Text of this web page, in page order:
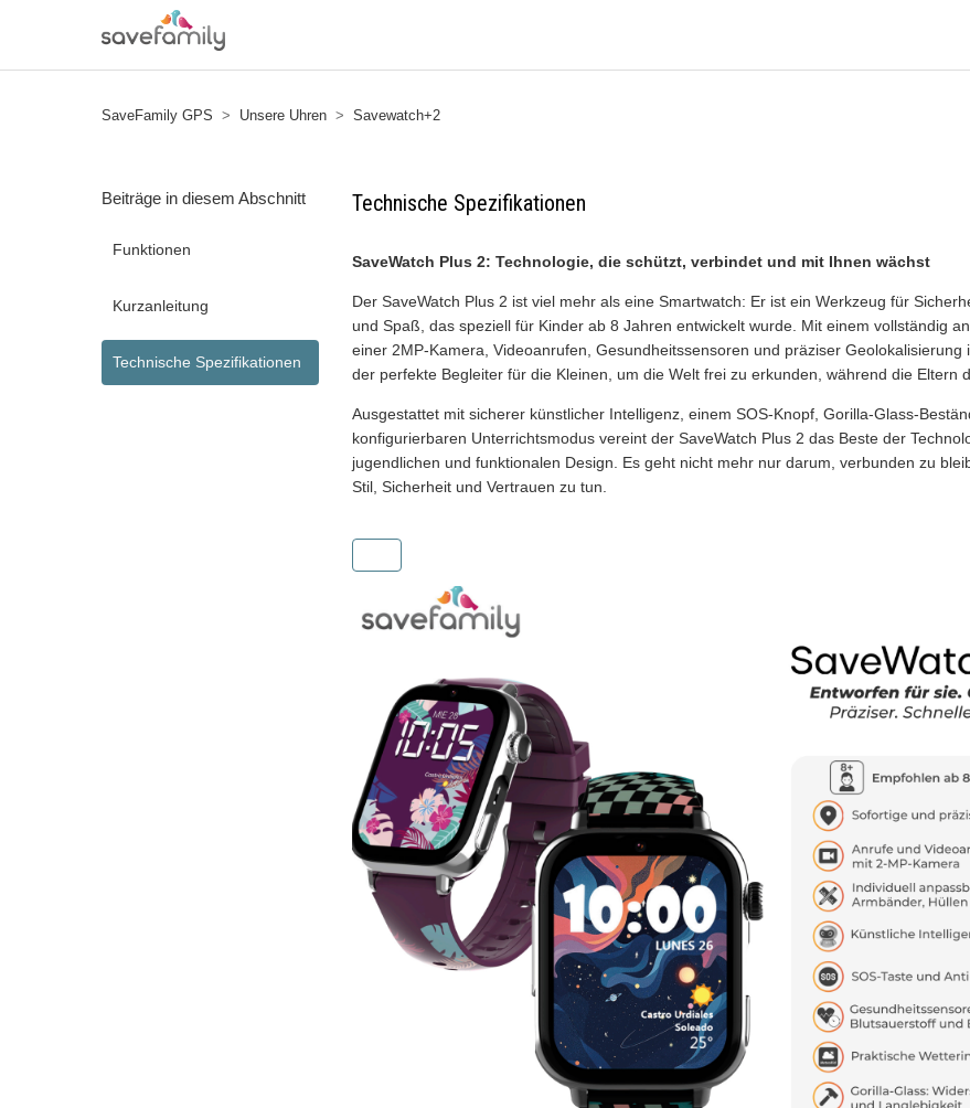
SaveFamily GPS Unsere Uhren Savewatch+2
Beiträge in diesem Abschnitt
Funktionen
Kurzanleitung
Technische Spezifikationen
Technische Spezifikationen
SaveWatch Plus 2: Technologie, die schützt, verbindet und mit Ihnen wächst
Der SaveWatch Plus 2 ist viel mehr als eine Smartwatch: Er ist ein Werkzeug für
und Spaß, das speziell für Kinder ab 8 Jahren entwickelt wurde. Mit einem vollständig
einer 2MP-Kamera, Videoanrufen, Gesundheitssensoren und präziser Geolokalisierung
der perfekte Begleiter für die Kleinen, um die Welt frei zu erkunden, während die Eltern
Ausgestattet mit sicherer künstlicher Intelligenz, einem SOS-Knopf, Gorilla-Glass-
konfigurierbaren Unterrichtsmodus vereint der SaveWatch Plus 2 das Beste der
jugendlichen und funktionalen Design. Es geht nicht mehr nur darum, verbunden zu
Stil, Sicherheit und Vertrauen zu tun.